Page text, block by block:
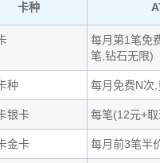
卡种
每月第1笔免
笔,钻石无限)
种 每月免费N次,
银卡 每笔(12元+
金卡 每月前3笔半